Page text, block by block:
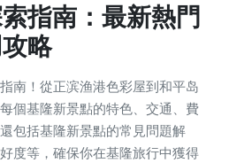
指南：最新熱門
略
南！從正滨渔港色彩屋到和平岛
個基隆新景點的特色、交通、費
包括基隆新景點的常見問題解
度等，確保你在基隆旅行中獲得